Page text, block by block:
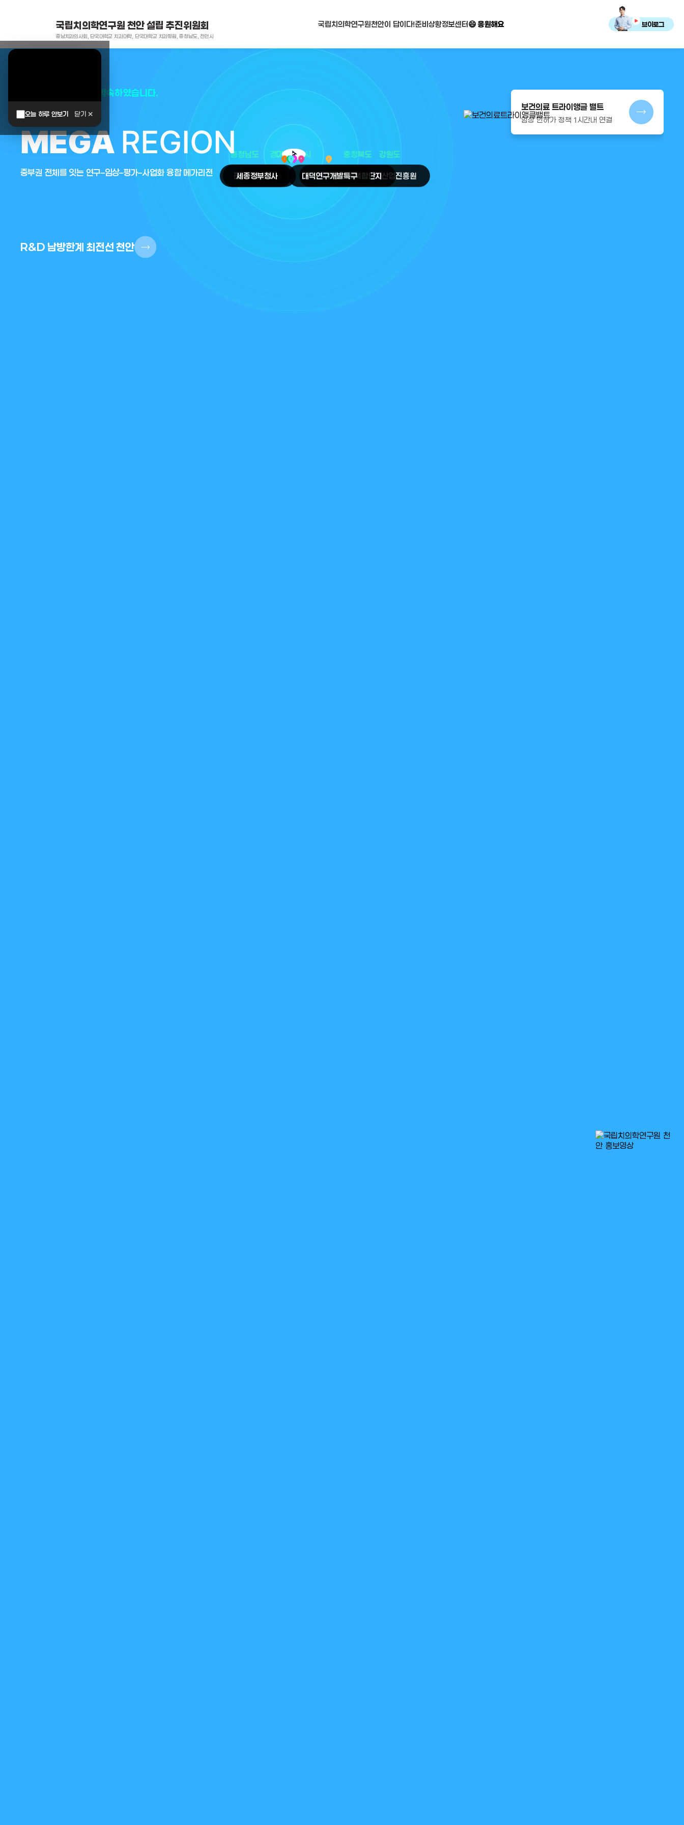
국립치의학연구원 천안 설립 추진위원회
충남치과의사회, 단국대학교 치과대학, 단국대학교 치과병원, 충청남도, 천안시
국립치의학연구원천안이 답이다!준비상황정보센터 😄 응원해요 브이로그
오늘 하루 안보기 닫기 ✕
대한민국은 두번이나 약속하였습니다.
MEGA REGION
중부권 전체를 잇는 연구–임상–평가–사업화 융합 메가리전
R&D 남방한계 최전선 천안
보건의료 트라이앵글 밸트
임상 인허가 정책 1시간내 연결
arrow_selector_tool 강원도
경기도 충청북도
충청남도 대전광역시
place
천안시
place
세종정부청사
place
판교테크노밸리
place
오송첨단의료복합단지
place
대덕연구개발특구
place
원주의료기기산업진흥원